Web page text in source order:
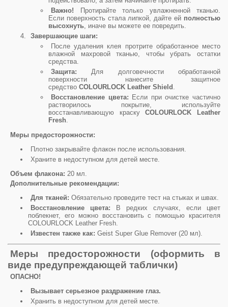
Важно! Протирайте только увлажненной тканью.
Если поверхность стала липкой, дайте ей полностью
высохнуть, иначе вы можете ее повредить.
Завершающие шаги:
После удаления клея протрите обработанное место
влажной махровой тканью, чтобы убрать остатки
средства.
Защита: Для долговечности обработанной
поверхности нанесите защитное
средство COLOURLOCK Leather Shield .
Восстановление цвета: Если при очистке частично
растворилось покрытие, используйте
восстанавливающую краскуCOLOURLOCK Leather
Fresh.
Меры предосторожности:
Плотно закрывайте флакон после использования.
Храните в недоступном для детей месте.
Объем флакона: 20 мл.
Дополнительные рекомендации:
Для тканей: Обязательно проведите тест на стыках и швах.
Восстановление цвета: В редких случаях, если цвет
поблекнет, его можно восстановить с помощью красителя
COLOURLOCK Leather Fresh.
Известен также как: Geist Super Glue Remover (20 мл).
Меры предосторожности (оформить в
виде предупреждающей таблички)
ОПАСНО!
Вызывает серьезное раздражение глаз.
Хранить в недоступном для детей месте.